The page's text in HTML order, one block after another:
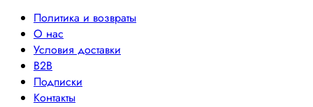
Политика и возвраты
О нас
Условия доставки
B2B
Подписки
Контакты